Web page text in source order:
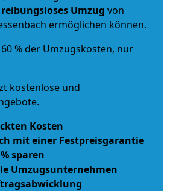
reibungsloses Umzug von
ermöglichen können.
% der Umzugskosten, nur
kostenlose und
Kosten
mit einer Festpreisgarantie
sparen
Umzugsunternehmen